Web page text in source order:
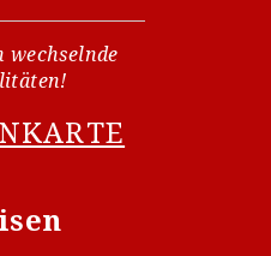
wechselnde